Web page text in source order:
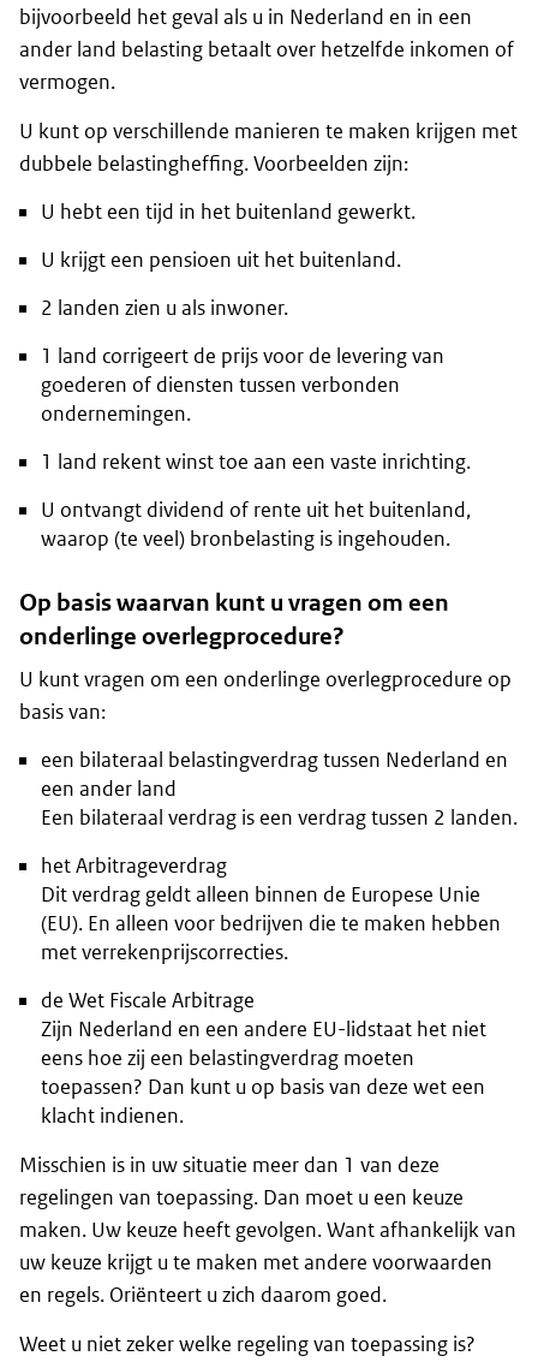
bijvoorbeeld het geval als u in Nederland en in een
ander land belasting betaalt over hetzelfde inkomen of
vermogen.
U kunt op verschillende manieren te maken krijgen met
dubbele belastingheffing. Voorbeelden zijn:
U hebt een tijd in het buitenland gewerkt.
U krijgt een pensioen uit het buitenland.
2 landen zien u als inwoner.
1 land corrigeert de prijs voor de levering van
goederen of diensten tussen verbonden
ondernemingen.
1 land rekent winst toe aan een vaste inrichting.
U ontvangt dividend of rente uit het buitenland,
waarop (te veel) bronbelasting is ingehouden.
Op basis waarvan kunt u vragen om een
onderlinge overlegprocedure?
U kunt vragen om een onderlinge overlegprocedure op
basis van:
een bilateraal belastingverdrag tussen Nederland en
een ander land
Een bilateraal verdrag is een verdrag tussen 2 landen.
het Arbitrageverdrag
Dit verdrag geldt alleen binnen de Europese Unie
(EU). En alleen voor bedrijven die te maken hebben
met verrekenprijscorrecties.
de Wet Fiscale Arbitrage
Zijn Nederland en een andere EU-lidstaat het niet
eens hoe zij een belastingverdrag moeten
toepassen? Dan kunt u op basis van deze wet een
klacht indienen.
Misschien is in uw situatie meer dan 1 van deze
regelingen van toepassing. Dan moet u een keuze
maken. Uw keuze heeft gevolgen. Want afhankelijk van
uw keuze krijgt u te maken met andere voorwaarden
en regels. Oriënteert u zich daarom goed.
Weet u niet zeker welke regeling van toepassing is?